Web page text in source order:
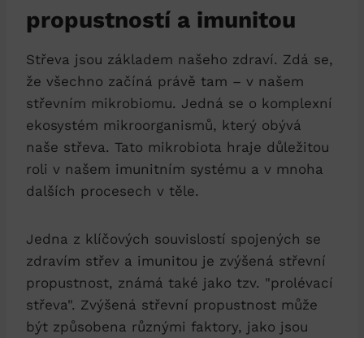
propustností a imunitou
Střeva jsou základem našeho zdraví. Zdá se,
že všechno začíná právě tam – v našem
střevním mikrobiomu. Jedná se o komplexní
ekosystém mikroorganismů, který obývá
naše střeva. Tato mikrobiota hraje důležitou
roli v našem imunitním systému a v mnoha
dalších procesech v těle.
Jedna z klíčových souvislostí spojených se
zdravím střev a imunitou je zvýšená střevní
propustnost, známá také jako tzv. "prolévací
střeva". Zvýšená střevní propustnost může
být způsobena různými faktory, jako jsou